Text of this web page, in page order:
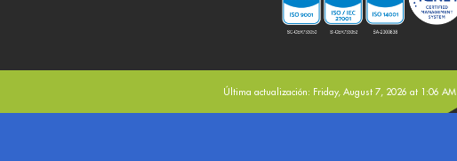
Última actualización: Friday, August 7, 2026 at 1:06 AM